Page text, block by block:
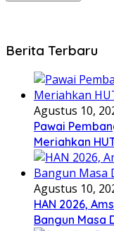
Berita Terbaru
Agustus 10,
Pawai
Meriahkan
Agustus 10,
HAN 2026,
Bangun Masa